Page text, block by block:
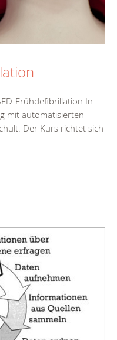
Frühdefibrillation In
mit automatisierten
Der Kurs richtet sich